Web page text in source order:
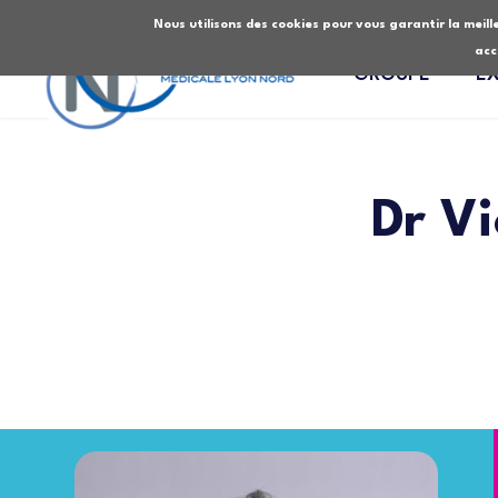
Nous utilisons des cookies pour vous garantir la
GROUPE
Dr